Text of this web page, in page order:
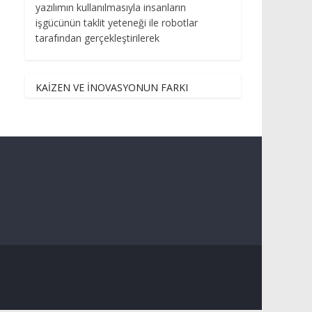
yazılımın kullanılmasıyla insanların
işgücünün taklit yeteneği ile robotlar
tarafından gerçekleştirilerek
KAİZEN VE İNOVASYONUN FARKI